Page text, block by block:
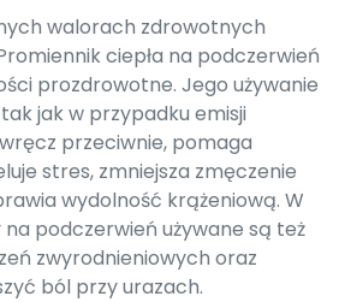
walorach zdrowotnych
ciepła na podczerwień
prozdrowotne. Jego używanie
jak w przypadku emisji
przeciwnie, pomaga
stres, zmniejsza zmęczenie
wydolność krążeniową. W
podczerwień używane są też
zwyrodnieniowych oraz
ból przy urazach.